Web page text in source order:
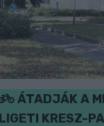
ÁTADJÁK A
KRESZ-